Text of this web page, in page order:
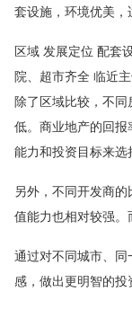
套设施，环境优美
区域 发展定位 配套
院、超市齐全 临近
除了区域比较，不
低。商业地产的回
能力和投资目标来选
另外，不同开发商
值能力也相对较强
通过对不同城市、
感，做出更明智的投